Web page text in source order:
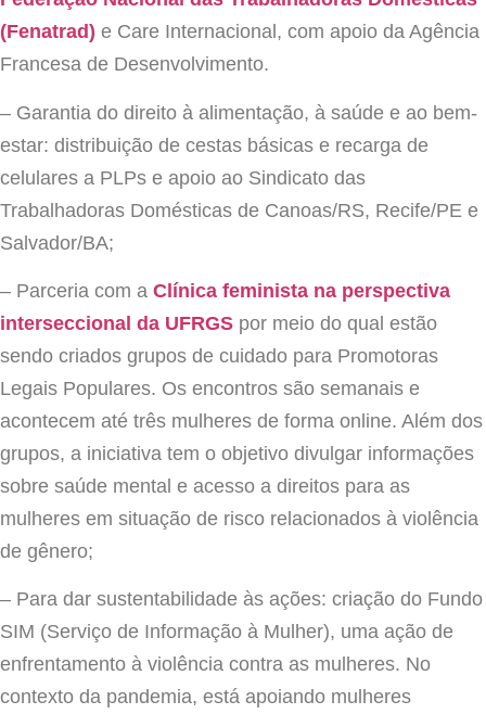
(Fenatrad) e Care Internacional, com apoio da Agência
Francesa de Desenvolvimento.
– Garantia do direito à alimentação, à saúde e ao bem-
estar: distribuição de cestas básicas e recarga de
celulares a PLPs e apoio ao Sindicato das
Trabalhadoras Domésticas de Canoas/RS, Recife/PE e
Salvador/BA;
– Parceria com a Clínica feminista na perspectiva
interseccional da UFRGS por meio do qual estão
sendo criados grupos de cuidado para Promotoras
Legais Populares. Os encontros são semanais e
acontecem até três mulheres de forma online. Além dos
grupos, a iniciativa tem o objetivo divulgar informações
sobre saúde mental e acesso a direitos para as
mulheres em situação de risco relacionados à violência
de gênero;
– Para dar sustentabilidade às ações: criação do Fundo
SIM (Serviço de Informação à Mulher), uma ação de
enfrentamento à violência contra as mulheres. No
contexto da pandemia, está apoiando mulheres